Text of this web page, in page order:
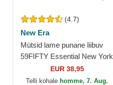
(4.7)
New Era
Mütsid lame punane liibuv
59FIFTY Essential New York
Yankees MLB New Era
EUR 38,95
Telli kohale homme, 7. Aug.